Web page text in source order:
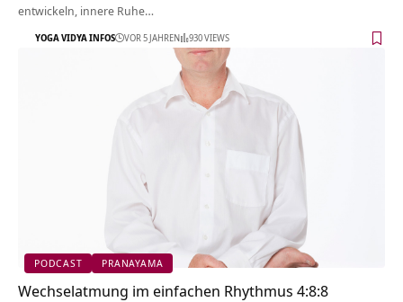
entwickeln, innere Ruhe…
YOGA VIDYA INFOS VOR 5 JAHREN 930 VIEWS
PODCAST PRANAYAMA
Wechselatmung im einfachen Rhythmus 4:8:8